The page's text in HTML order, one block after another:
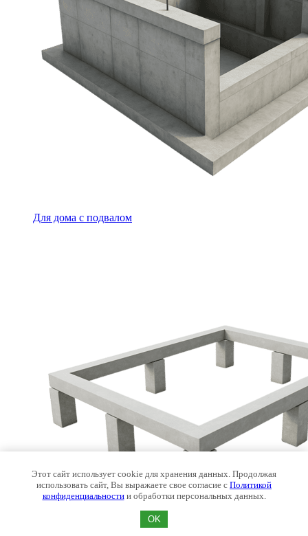
Для дома с подвалом
Этот сайт использует cookie для хранения данных. Продолжая
использовать сайт, Вы выражаете свое согласие с Политикой
конфиденциальностии обработки персональных данных.
OK